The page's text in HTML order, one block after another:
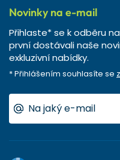
Novinky na e-mail
Přihlaste* se k odběru
první dostávali naše
exkluzivní nabídky.
* Přihlášením souhlasíte se